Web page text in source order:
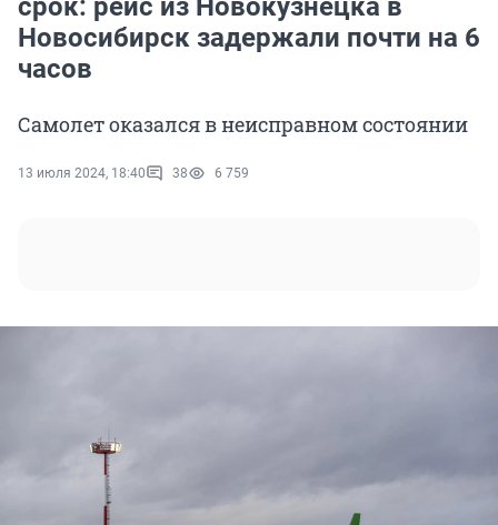
срок: рейс из Новокузнецка в
Новосибирск задержали почти на 6
часов
Самолет оказался в неисправном состоянии
13 июля 2024, 18:40 38 6 759